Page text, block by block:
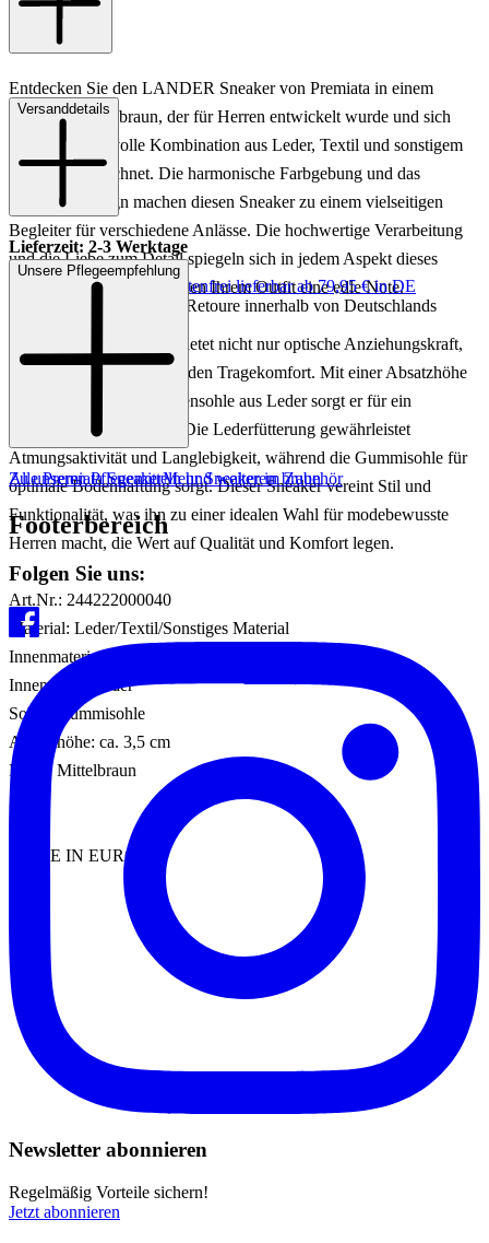
Entdecken Sie den LANDER Sneaker von Premiata in einem
eleganten Mittelbraun, der für Herren entwickelt wurde und sich
durch seine stilvolle Kombination aus Leder, Textil und sonstigem
Material auszeichnet. Die harmonische Farbgebung und das
raffinierte Design machen diesen Sneaker zu einem vielseitigen
Begleiter für verschiedene Anlässe. Die hochwertige Verarbeitung
und die Liebe zum Detail spiegeln sich in jedem Aspekt dieses
Modells wider und verleihen Ihrem Outfit eine edle Note.
Der LANDER Sneaker bietet nicht nur optische Anziehungskraft,
sondern auch hervorragenden Tragekomfort. Mit einer Absatzhöhe
von 3,5 cm und einer Innensohle aus Leder sorgt er für ein
angenehmes Laufgefühl. Die Lederfütterung gewährleistet
Atmungsaktivität und Langlebigkeit, während die Gummisohle für
optimale Bodenhaftung sorgt. Dieser Sneaker vereint Stil und
Funktionalität, was ihn zu einer idealen Wahl für modebewusste
Herren macht, die Wert auf Qualität und Komfort legen.
Art.Nr.: 244222000040
Material: Leder/Textil/Sonstiges Material
Innenmaterial: Leder
Innensohle: Leder
Sohle: Gummisohle
Absatzhöhe: ca. 3,5 cm
Farbe: Mittelbraun
MADE IN EUROPE
Versanddetails
Lieferzeit: 2-3 Werktage
Keine Versandkosten:
kostenfrei lieferbar ab 79,95 € in DE
Einfache und Kostenlose Retoure innerhalb von Deutschlands
Unsere Pflegeempfehlung
Zu unseren Pflegemitteln und weiterem Zubehör
Alle Premiata SneakerMehr Sneaker in braun
Footerbereich
Folgen Sie uns:
Newsletter abonnieren
Regelmäßig Vorteile sichern!
Jetzt abonnieren